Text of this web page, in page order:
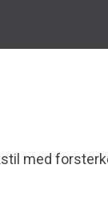
med